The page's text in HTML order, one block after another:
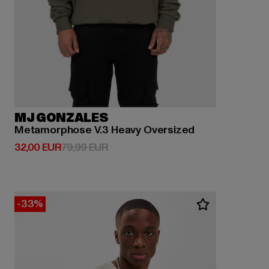
MJ GONZALES
Metamorphose V.3 Heavy Oversized
32,00 EUR
Derzeitiger Preis: 32,00 EUR
79,99 EURAktionspreis: 79,99 EUR
-33%